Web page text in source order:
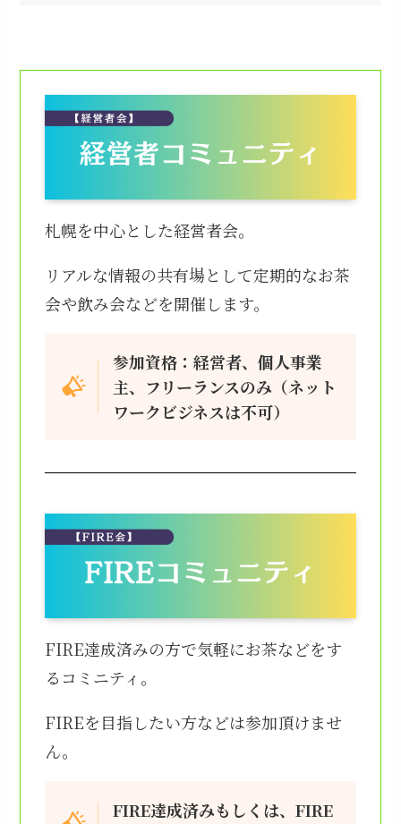
札幌を中心とした経営者会。
リアルな情報の共有場として定期的なお茶
会や飲み会などを開催します。
参加資格：経営者、個人事業
主、フリーランスのみ（ネット
ワークビジネスは不可）
FIRE達成済みの方で気軽にお茶などをす
るコミニティ。
FIREを目指したい方などは参加頂けませ
ん。
FIRE達成済みもしくは、FIRE